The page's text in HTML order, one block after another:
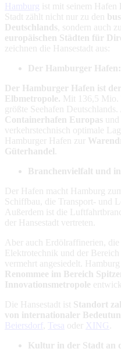
Hamburg ist mit seinem Hafen
Stadt zählt nicht nur zu den
Deutschlands , sondern auch zu
europäischen Städten für
zeichnen die Hansestadt aus:
Der Hamburger Hafen:
Der Hamburger Hafen ist
Elbmetropole. Mit 136,5 Mio.
größte Seehafen Deutschlands.
Containerhafen Europas
verkehrstechnisch optimale
Hamburger Hafen zur
Güterhandel
Branchenvielfalt und
Der Hafen macht Hamburg
Schiffbau, die Transport- und
Außerdem ist die
der Hansestadt vertreten.
Aber auch Erdölraffinerien,
Elektrotechnik und der
vermehrt angesiedelt.
Renommee im Bereich
Innovationsmetropole
Die Hansestadt ist Standort
von internationaler
Beiersdorf
Tesa oder XING
Kultur in der Stadt an